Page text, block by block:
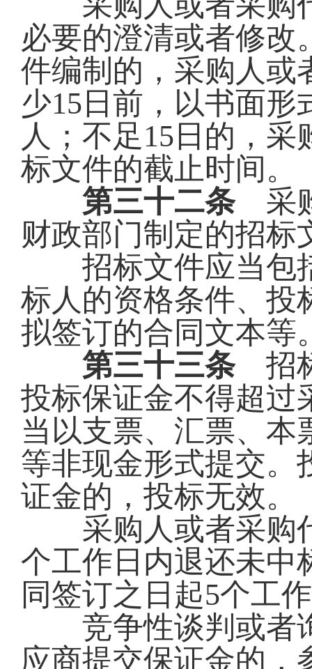
必要的澄清或者修改
件编制的，采购人或
少15日前，以书面
人；不足15日的，
标文件的截止时间。
第三十二条采购
财政部门制定的招标
招标文件应当包括
标人的资格条件、投
拟签订的合同文本等
第三十三条招标
投标保证金不得超过
当以支票、汇票、本
等非现金形式提交。
证金的，投标无效。
采购人或者采购代
个工作日内退还未中
同签订之日起5个工
竞争性谈判或者询
应商提交保证金的，